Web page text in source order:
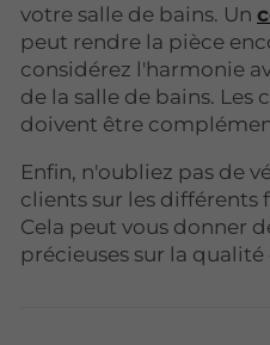
votre salle de bains. Un
peut rendre la pièce
considérez l'harmonie
de la salle de bains. Les
doivent être
Enfin, n'oubliez pas de
clients sur les différents
Cela peut vous donner
précieuses sur la